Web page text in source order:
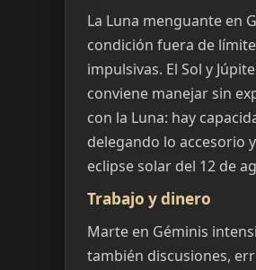
La Luna menguante en
condición fuera de
impulsivas. El Sol y
conviene manejar sin
con la Luna: hay
delegando lo accesorio
eclipse solar del 12 de
Trabajo y dinero
Marte en Géminis
también discusiones,